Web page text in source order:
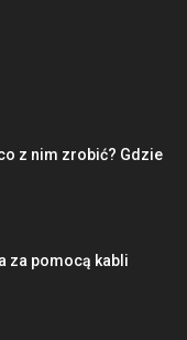
z nim zrobić? Gdzie
za pomocą kabli